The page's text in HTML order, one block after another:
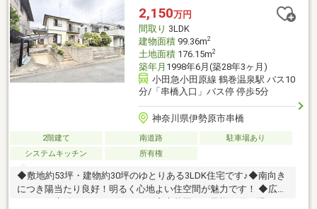
る【住宅ローン返済】６５歳以上から必要になる【老後の費用負
担】住宅探しの【このタイミング】で不安な部分を明確にしてい
きませんか？？◆――――――――――――――◆
2,150万円
間取り 3LDK
建物面積99.36m2
土地面積176.15m2
築年月 1998年6月(築28年3ヶ月)
小田急小田原線 鶴巻温泉駅 バス10
分/「串橋入口」バス停 停歩5分
神奈川県伊勢原市串橋
2階建て 南道路
駐車場あり
システムキッチン
所有権
◆敷地約53坪・建物約30坪のゆとりある3LDK住宅です♪◆南向き
につき陽当たり良好！明るく心地よい住空間が魅力です！ ◆広々
としたお庭付きでガーデニングや家庭菜園、お子様の遊び場とし